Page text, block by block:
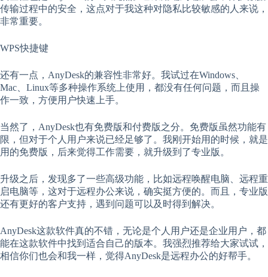
传输过程中的安全，这点对于我这种对隐私比较敏感的人来说，
非常重要。
WPS快捷键
还有一点，AnyDesk的兼容性非常好。我试过在Windows、
Mac、Linux等多种操作系统上使用，都没有任何问题，而且操
作一致，方便用户快速上手。
当然了，AnyDesk也有免费版和付费版之分。免费版虽然功能有
限，但对于个人用户来说已经足够了。我刚开始用的时候，就是
用的免费版，后来觉得工作需要，就升级到了专业版。
升级之后，发现多了一些高级功能，比如远程唤醒电脑、远程重
启电脑等，这对于远程办公来说，确实挺方便的。而且，专业版
还有更好的客户支持，遇到问题可以及时得到解决。
AnyDesk这款软件真的不错，无论是个人用户还是企业用户，都
能在这款软件中找到适合自己的版本。我强烈推荐给大家试试，
相信你们也会和我一样，觉得AnyDesk是远程办公的好帮手。